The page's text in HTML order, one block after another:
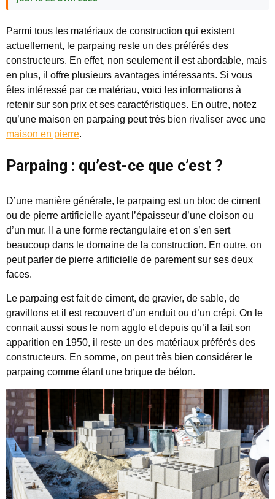
Parmi tous les matériaux de construction qui existent
actuellement, le parpaing reste un des préférés des
constructeurs. En effet, non seulement il est abordable, mais
en plus, il offre plusieurs avantages intéressants. Si vous
êtes intéressé par ce matériau, voici les informations à
retenir sur son prix et ses caractéristiques. En outre, notez
qu’une maison en parpaing peut très bien rivaliser avec une
maison en pierre.
Parpaing : qu’est-ce que c’est ?
D’une manière générale, le parpaing est un bloc de ciment
ou de pierre artificielle ayant l’épaisseur d’une cloison ou
d’un mur. Il a une forme rectangulaire et on s’en sert
beaucoup dans le domaine de la construction. En outre, on
peut parler de pierre artificielle de parement sur ses deux
faces.
Le parpaing est fait de ciment, de gravier, de sable, de
gravillons et il est recouvert d’un enduit ou d’un crépi. On le
connait aussi sous le nom agglo et depuis qu’il a fait son
apparition en 1950, il reste un des matériaux préférés des
constructeurs. En somme, on peut très bien considérer le
parpaing comme étant une brique de béton.